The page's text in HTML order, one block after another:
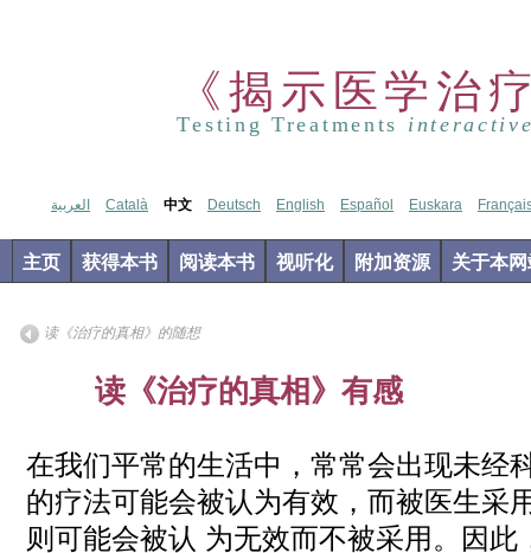
《揭示医学治
Testing Treatments
العربية Català 中文 Deutsch English Español Euskara
主页 获得本书 阅读本书 视听化 附加资源 关于本网
读《治疗的真相》的随想
读《治疗的真相》有感
在我们平常的生活中，常常会出现未经
的疗法可能会被认为有效，而被医生采
则可能会被认 为无效而不被采用。因